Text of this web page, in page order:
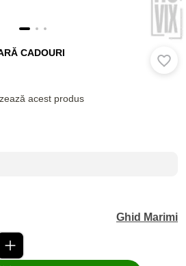
CADOURI
acest produs
Ghid Marimi